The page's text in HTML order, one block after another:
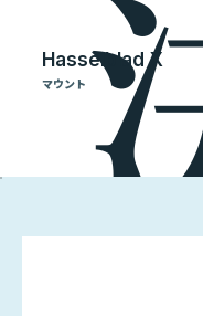
Hasselblad X
マウント